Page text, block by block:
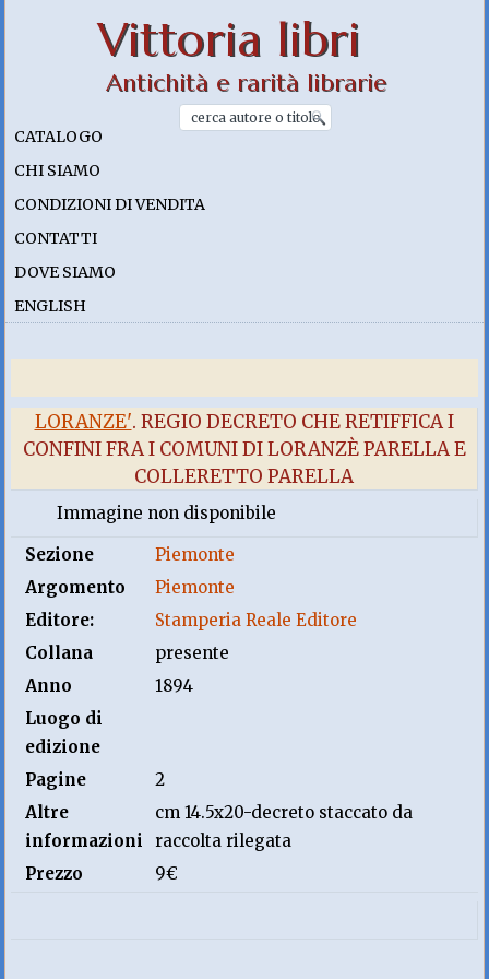
Vittoria libri
Antichità e rarità librarie
CATALOGO
CHI SIAMO
CONDIZIONI DI VENDITA
CONTATTI
DOVE SIAMO
ENGLISH
LORANZE'. REGIO DECRETO CHE RETIFFICA I
CONFINI FRA I COMUNI DI LORANZÈ PARELLA E
COLLERETTO PARELLA
Immagine non disponibile
Sezione
Piemonte
Argomento
Piemonte
Editore:
Stamperia Reale Editore
Collana
presente
Anno
1894
Luogo di
edizione
Pagine
2
Altre
informazioni
cm 14.5x20-decreto staccato da
raccolta rilegata
Prezzo
9€